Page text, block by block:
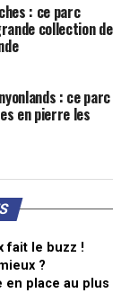
: ce parc
collection de
: ce parc
en pierre les
fait le buzz !
?
en place au plus